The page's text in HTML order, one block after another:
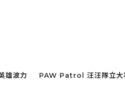
雄波力 PAW Patrol 汪汪隊立大